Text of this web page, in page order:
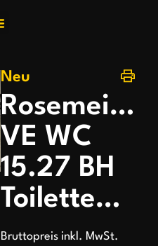
Neu
Rosemeier
VE WC
15.27 BH
Toilettenanhänger
Bruttopreis inkl. MwSt.